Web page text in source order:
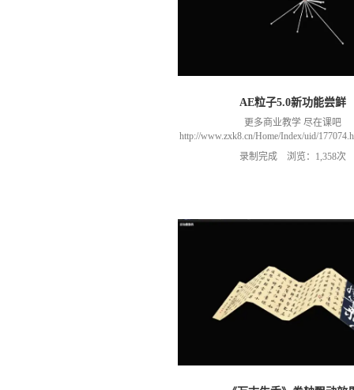
AE粒子5.0新功能尝鲜
更多商业教学 尽在课吧
http://www.zxk8.cn/Home/Index/uid/
以加群(课程所用素材和插件，均在
466106974 群里干货满满 可以加我们导
录制完成 浏览：1,358次